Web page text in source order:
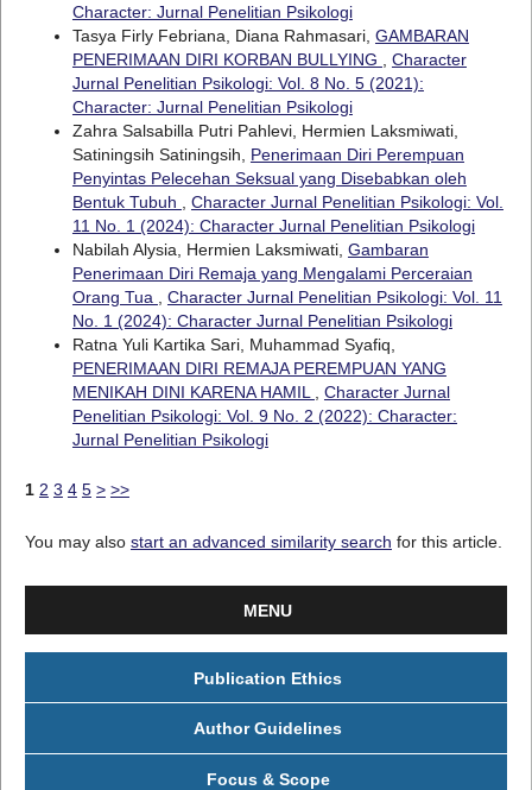
Character: Jurnal Penelitian Psikologi
Tasya Firly Febriana, Diana Rahmasari, GAMBARAN
PENERIMAAN DIRI KORBAN BULLYING
Character
Jurnal Penelitian Psikologi: Vol. 8 No. 5 (2021):
Character: Jurnal Penelitian Psikologi
Zahra Salsabilla Putri Pahlevi, Hermien Laksmiwati,
Satiningsih Satiningsih, Penerimaan Diri Perempuan
Penyintas Pelecehan Seksual yang Disebabkan oleh
Bentuk Tubuh
Character Jurnal Penelitian Psikologi: Vol.
11 No. 1 (2024): Character Jurnal Penelitian Psikologi
Nabilah Alysia, Hermien Laksmiwati, Gambaran
Penerimaan Diri Remaja yang Mengalami Perceraian
Orang Tua
Character Jurnal Penelitian Psikologi: Vol. 11
No. 1 (2024): Character Jurnal Penelitian Psikologi
Ratna Yuli Kartika Sari, Muhammad Syafiq,
PENERIMAAN DIRI REMAJA PEREMPUAN YANG
MENIKAH DINI KARENA HAMIL
Character Jurnal
Penelitian Psikologi: Vol. 9 No. 2 (2022): Character:
Jurnal Penelitian Psikologi
1 2 3 4 5 > >>
You may also start an advanced similarity search for this article.
MENU
Publication Ethics
Author Guidelines
Focus & Scope